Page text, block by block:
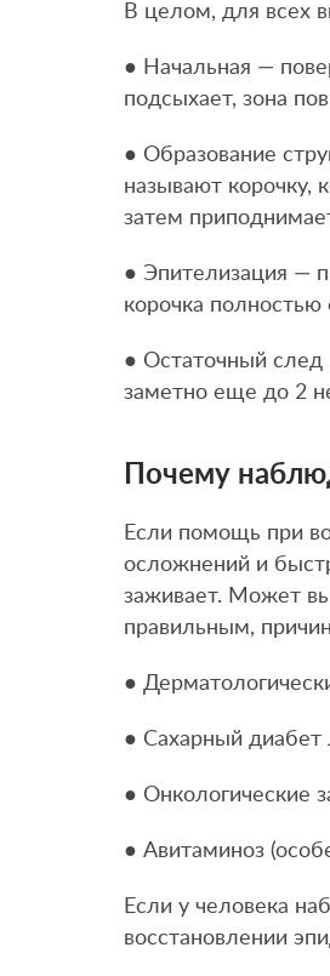
В целом, для всех
● Начальная —
подсыхает, зона
● Образование
называют корочку,
затем
● Эпителизация —
корочка полностью
● Остаточный след
заметно еще до 2
Почему
Если помощь при
осложнений и
заживает. Может
правильным,
●
● Сахарный диабет
● Онкологические
● Авитаминоз
Если у человека
восстановлении